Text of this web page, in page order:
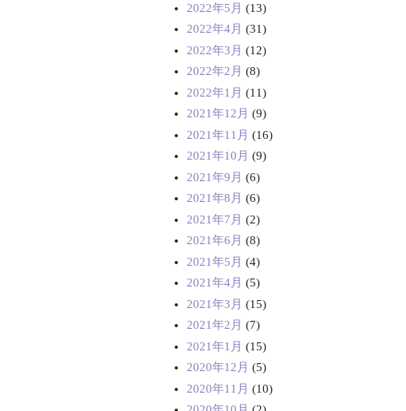
2022年5月 (13)
2022年4月 (31)
2022年3月 (12)
2022年2月 (8)
2022年1月 (11)
2021年12月 (9)
2021年11月 (16)
2021年10月 (9)
2021年9月 (6)
2021年8月 (6)
2021年7月 (2)
2021年6月 (8)
2021年5月 (4)
2021年4月 (5)
2021年3月 (15)
2021年2月 (7)
2021年1月 (15)
2020年12月 (5)
2020年11月 (10)